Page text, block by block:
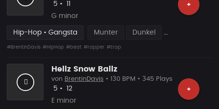
+
Likes
5 • Vorgeschlagen
G minor
Hip-Hop • Gangsta Munter Dunkel
#BrentinDavis #HipHop #beat #rapper #trap
Hellz Snow Ballz
+
von BrentinDavis • 130 BPM • 345 Plays
Likes
5 • Vorgeschlagen
12
E minor